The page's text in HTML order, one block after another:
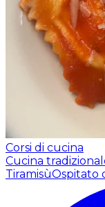
Corsi di cucina
Cucina
TiramisùOspitato